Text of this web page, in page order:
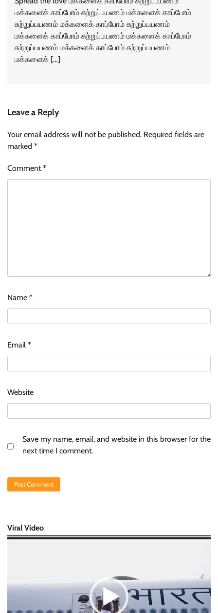
மக்களைக் காப்போம் சுற்றுப்பயணம் மக்களைக் காப்போம்
சுற்றுப்பயணம் மக்களைக் காப்போம் சுற்றுப்பயணம்
மக்களைக் காப்போம் சுற்றுப்பயணம் மக்களைக் காப்போம்
சுற்றுப்பயணம் மக்களைக் காப்போம் சுற்றுப்பயணம்
மக்களைக் […]
Leave a Reply
Your email address will not be published. Required fields are
marked *
Comment*
Name *
Email *
Website
Save my name, email, and website in this browser for the
next time I comment.
Viral Video